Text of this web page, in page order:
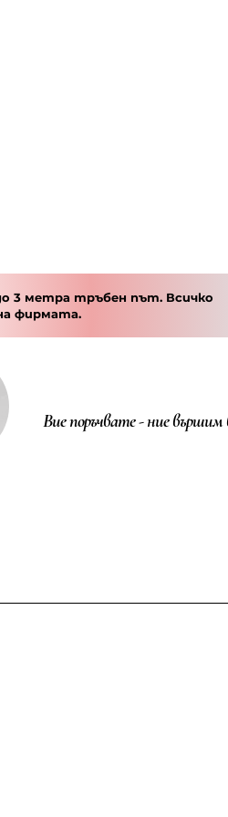
3 метра тръбен път. Всичко
фирмата.
Вие поръчвате - ние вършим